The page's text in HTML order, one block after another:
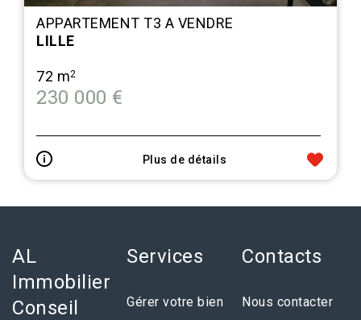
APPARTEMENT T3 A VENDRE
LILLE
72 m2
230 000 €
Plus de détails
AL
Immobilier
Conseil
Services
Gérer votre bien
Contacts
Nous contacter